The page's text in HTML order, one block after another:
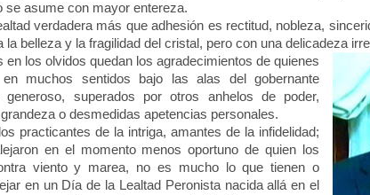
se asume con mayor entereza.
verdadera más que adhesión es rectitud, nobleza,
la belleza y la fragilidad del cristal, pero con una delicadeza
en los olvidos quedan los agradecimientos de quienes
muchos sentidos bajo las alas del gobernante
generoso, superados por otros anhelos de poder,
o desmedidas apetencias personales.
practicantes de la intriga, amantes de la infidelidad;
en el momento menos oportuno de quien los
viento y marea, no es mucho lo que tienen o
en un Día de la Lealtad Peronistanacida allá en el